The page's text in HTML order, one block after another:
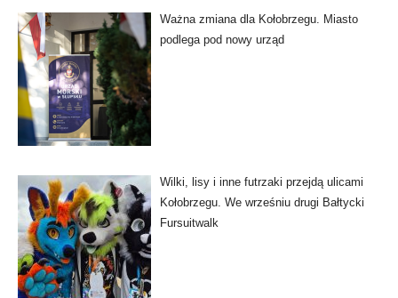
Ważna zmiana dla Kołobrzegu. Miasto
podlega pod nowy urząd
Wilki, lisy i inne futrzaki przejdą ulicami
Kołobrzegu. We wrześniu drugi Bałtycki
Fursuitwalk